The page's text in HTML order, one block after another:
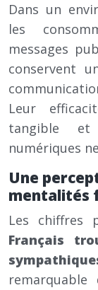
Dans un
les
messages
conservent
Leur
tangible
numériques
Une
mentalités
Les chiffres
Français